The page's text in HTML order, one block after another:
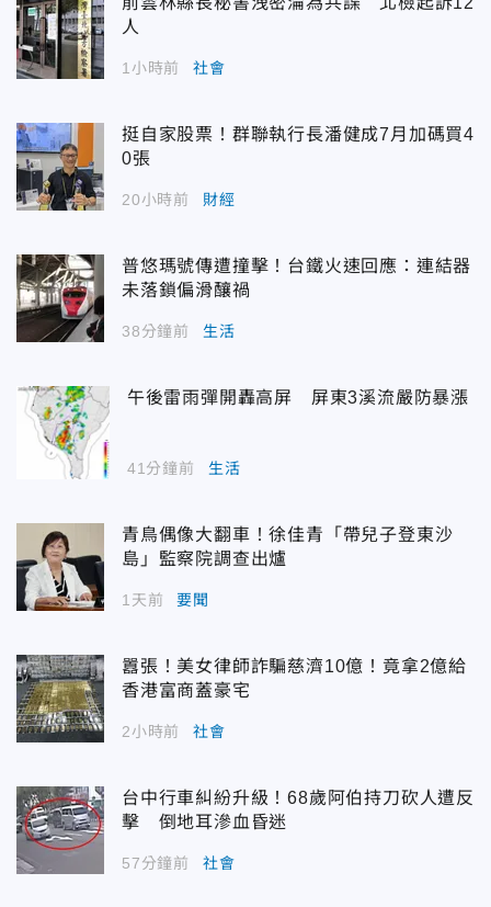
人
1小時前 社會
挺自家股票！群聯執行長潘健成7月加碼買4
0張
20小時前 財經
普悠瑪號傳遭撞擊！台鐵火速回應：連結器
未落鎖偏滑釀禍
38分鐘前 生活
午後雷雨彈開轟高屏 屏東3溪流嚴防暴漲
41分鐘前 生活
青鳥偶像大翻車！徐佳青「帶兒子登東沙
島」監察院調查出爐
1天前 要聞
囂張！美女律師詐騙慈濟10億！竟拿2億給
香港富商蓋豪宅
2小時前 社會
台中行車糾紛升級！68歲阿伯持刀砍人遭反
擊 倒地耳滲血昏迷
57分鐘前 社會